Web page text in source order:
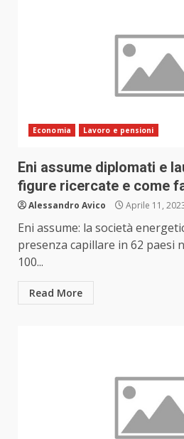
Economia Lavoro e pensioni
Eni assume diplomati e
figure ricercate e come
Alessandro Avico Aprile 11,
Eni assume: la società
presenza capillare in 62 paesi
100...
Read More